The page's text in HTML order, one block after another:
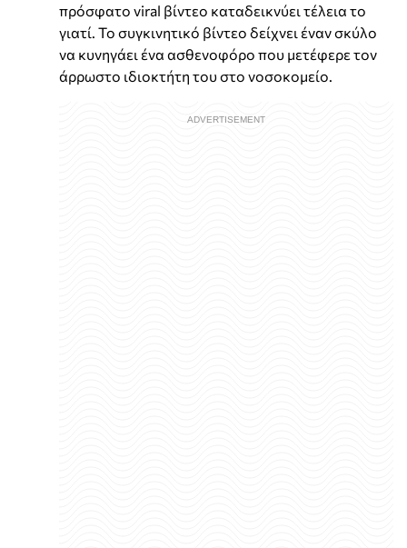
πρόσφατο viral βίντεο καταδεικνύει τέλεια το
γιατί. Το συγκινητικό βίντεο δείχνει έναν σκύλο
να κυνηγάει ένα ασθενοφόρο που μετέφερε τον
άρρωστο ιδιοκτήτη του στο νοσοκομείο.